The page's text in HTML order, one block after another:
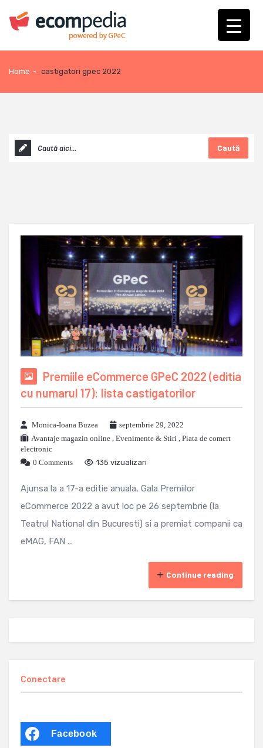
Home - castigatori gpec 2022
Caută
Premiile eCommerce GPeC 2022 (editia
cu numarul 17): lista castigatorilor
Monica-Ioana Buzea
septembrie 29, 2022
Avantaje magazin online , Evenimente & Stiri , Piata de comert
electronic
0 Comments
135 vizualizari
Ajunsa la a 17-a editie anuala, Gala Premiilor
eCommerce 2022 a avut loc pe 26 septembrie (la
Teatrul National din Bucuresti) si a premiat companii ca
eMAG, FAN ...
Continue reading
Conectare
Facebook